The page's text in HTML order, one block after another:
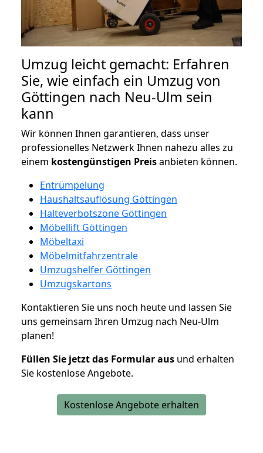
Umzug leicht gemacht: Erfahren
Sie, wie einfach ein Umzug von
Göttingen nach Neu-Ulm sein
kann
Wir können Ihnen garantieren, dass unser
professionelles Netzwerk Ihnen nahezu alles zu
einem kostengünstigen Preisanbieten können.
Entrümpelung
Haushaltsauflösung Göttingen
Halteverbotszone Göttingen
Möbellift Göttingen
Möbeltaxi
Möbelmitfahrzentrale
Umzugshelfer Göttingen
Umzugskartons
Kontaktieren Sie uns noch heute und lassen Sie
uns gemeinsam Ihren Umzug nach Neu-Ulm
planen!
Füllen Sie jetzt das Formular aus und erhalten
Sie kostenlose Angebote.
Kostenlose Angebote erhalten